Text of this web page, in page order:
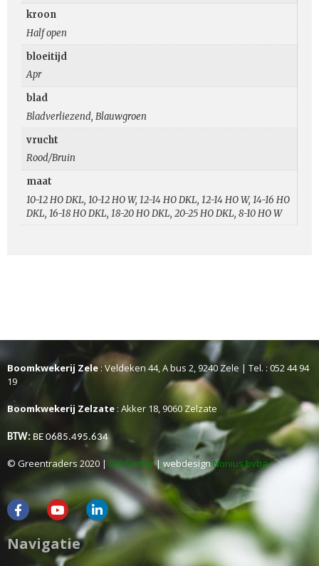
kroon
Half open
bloeitijd
Apr
blad
Bladverliezend, Blauwgroen
vrucht
Rood/Bruin
maat
10-12 HO DKL, 10-12 HO W, 12-14 HO DKL, 12-14 HO W, 14-16 HO
DKL, 16-18 HO DKL, 18-20 HO DKL, 20-25 HO DKL, 8-10 HO W
Boomkwekerij Zele: Veldeken 44, A bus 2, 9240 Zele | Tel. : 052 44 94
19
Boomkwekerij Zelzate : Akker 18, 9060 Zelzate
BTW: BE 0685.495.634
© Greentraders 2020 | Disclaimer| webdesignNonius bvba
Navigatie